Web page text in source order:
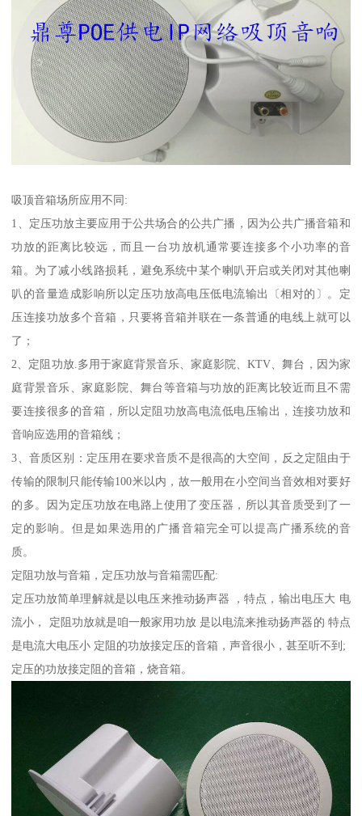
吸顶音箱场所应用不同:
1、定压功放主要应用于公共场合的公共广播，因为公共广播音箱和
功放的距离比较远，而且一台功放机通常要连接多个小功率的音
箱。为了减小线路损耗，避免系统中某个喇叭开启或关闭对其他喇
叭的音量造成影响所以定压功放高电压低电流输出〔相对的〕。定
压连接功放多个音箱，只要将音箱并联在一条普通的电线上就可以
了；
2、定阻功放.多用于家庭背景音乐、家庭影院、KTV、舞台，因为家
庭背景音乐、家庭影院、舞台等音箱与功放的距离比较近而且不需
要连接很多的音箱，所以定阻功放高电流低电压输出，连接功放和
音响应选用的音箱线；
3、音质区别：定压用在要求音质不是很高的大空间，反之定阻由于
传输的限制只能传输100米以内，故一般用在小空间当音效相对要好
的多。因为定压功放在电路上使用了变压器，所以其音质受到了一
定的影响。但是如果选用的广播音箱完全可以提高广播系统的音
质。
定阻功放与音箱，定压功放与音箱需匹配:
定压功放简单理解就是以电压来推动扬声器 ，特点，输出电压大 电
流小， 定阻功放就是咱一般家用功放 是以电流来推动扬声器的 特点
是电流大电压小 定阻的功放接定压的音箱，声音很小，甚至听不到;
定压的功放接定阻的音箱，烧音箱。